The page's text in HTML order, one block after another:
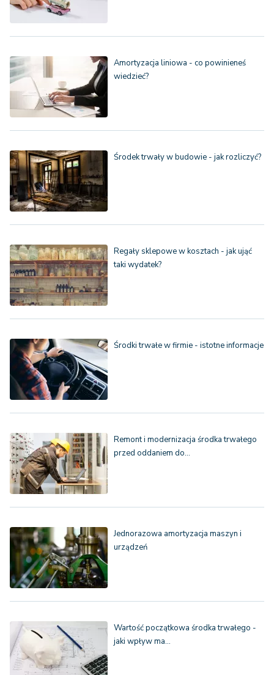
Amortyzacja liniowa - co powinieneś
wiedzieć?
Środek trwały w budowie - jak rozliczyć?
Regały sklepowe w kosztach - jak ująć
taki wydatek?
Środki trwałe w firmie - istotne informacje
Remont i modernizacja środka trwałego
przed oddaniem do…
Jednorazowa amortyzacja maszyn i
urządzeń
Wartość początkowa środka trwałego -
jaki wpływ ma…